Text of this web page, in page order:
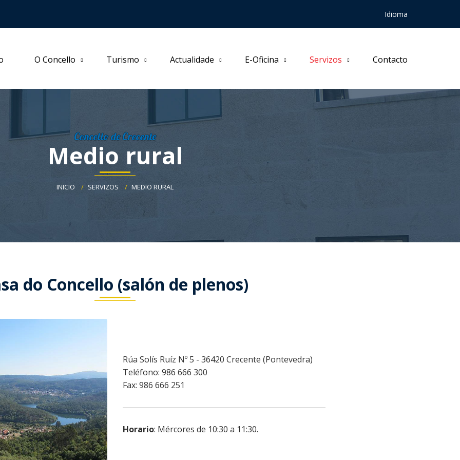
Idioma
O Concello Turismo Actualidade E-Oficina Servizos Contacto
Concello de Crecente
Medio rural
INICIO SERVIZOS MEDIO RURAL
do Concello (salón de plenos)
Rúa Solís Ruíz Nº 5 - 36420 Crecente (Pontevedra)
Teléfono: 986 666 300
Fax: 986 666 251
Horario: Mércores de 10:30 a 11:30.